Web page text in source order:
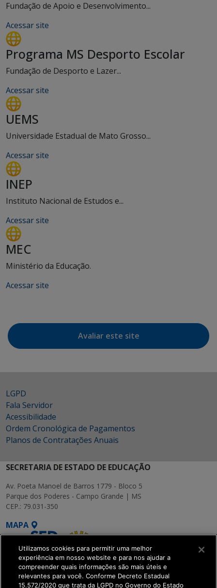
Fundação de Apoio e Desenvolvimento...
Acessar site
Programa MS Desporto Escolar
Fundação de Desporto e Lazer...
Acessar site
UEMS
Universidade Estadual de Mato Grosso...
Acessar site
INEP
Instituto Nacional de Estudos e...
Acessar site
MEC
Ministério da Educação.
Acessar site
Avaliar este site
LGPD
Fala Servidor
Acessibilidade
Ordem Cronológica de Pagamentos
Planos de Contratações Anuais
SECRETARIA DE ESTADO DE EDUCAÇÃO
Av. Poeta Manoel de Barros 1779 - Bloco 5
Parque dos Poderes - Campo Grande | MS
CEP.: 79.031-350
MAPA
Utilizamos cookies para permitir uma melhor
experiência em nosso website e para nos ajudar a
compreender quais informações são mais úteis e
relevantes para você. Conforme Decreto Estadual
15.572/2020 que trata da LGPD no Governo do Estado